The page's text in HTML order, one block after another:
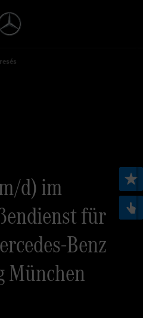
d) im
für
Benz
München